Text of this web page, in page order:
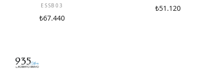
ESSB03
₺67.440
₺51.120